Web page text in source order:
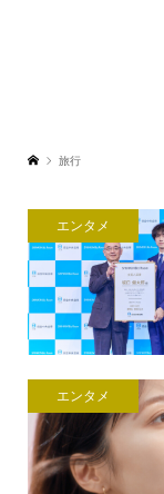
旅行
エンタメ
エンタメ